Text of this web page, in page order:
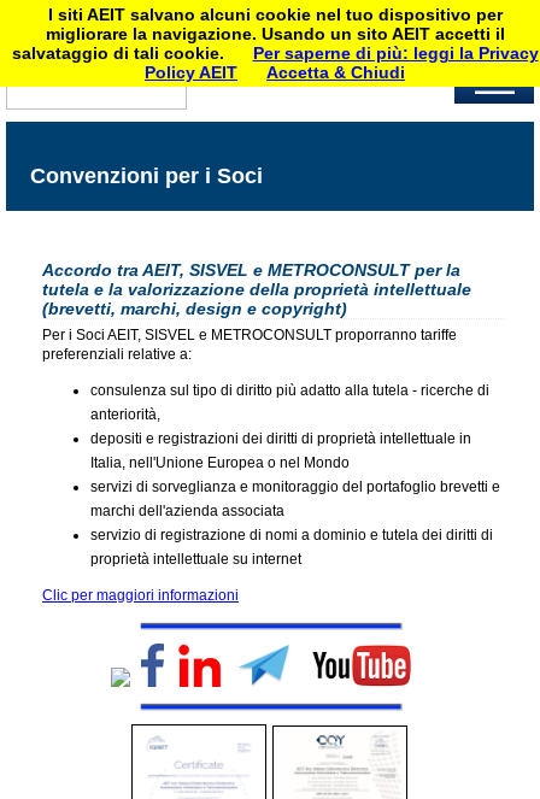
Convenzioni per i Soci
Accordo tra AEIT, SISVEL e METROCONSULT per la
tutela e la valorizzazione della proprietà intellettuale
(brevetti, marchi, design e copyright)
Per i Soci AEIT, SISVEL e METROCONSULT proporranno tariffe
preferenziali relative a:
consulenza sul tipo di diritto più adatto alla tutela - ricerche di
anteriorità,
depositi e registrazioni dei diritti di proprietà intellettuale in
Italia, nell'Unione Europea o nel Mondo
servizi di sorveglianza e monitoraggio del portafoglio brevetti e
marchi dell'azienda associata
servizio di registrazione di nomi a dominio e tutela dei diritti di
proprietà intellettuale su internet
Clic per maggiori informazioni
I siti AEIT salvano alcuni cookie nel tuo dispositivo per
migliorare la navigazione. Usando un sito AEIT accetti il
salvataggio di tali cookie.
Per saperne di più: leggi la Privacy
Policy AEIT
Accetta & Chiudi